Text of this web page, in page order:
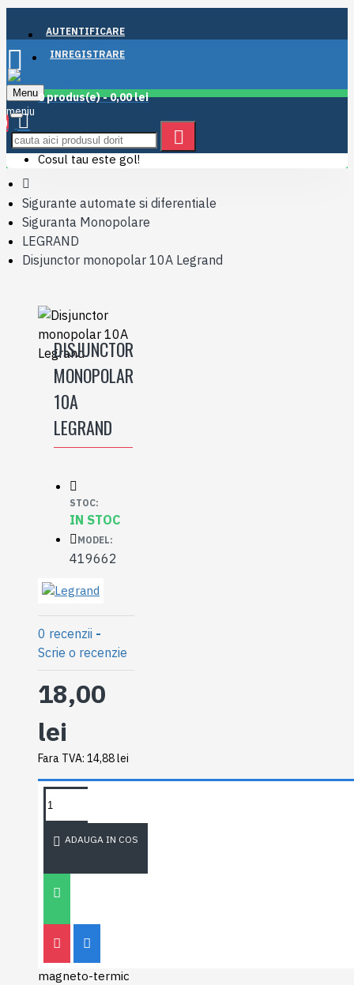
AUTENTIFICARE
INREGISTRARE
Menu0 produs(e) - 0,00 lei
0
Cosul tau este gol!
Sigurante automate si diferentiale
Siguranta Monopolare
LEGRAND
Disjunctor monopolar 10A Legrand
DISJUNCTOR
MONOPOLAR
10A
LEGRAND
STOC:
IN STOC
MODEL:
419662
0 recenzii -
Scrie o recenzie
18,00
lei
Fara TVA: 14,88 lei
ADAUGA IN COS
DETALII
DESCRIERE
magneto-termic